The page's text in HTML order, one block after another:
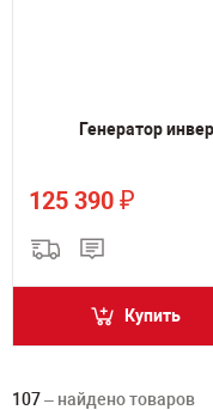
Генератор
125 390 ₽
Купить
107– найдено товаров